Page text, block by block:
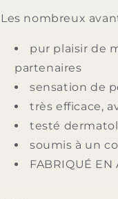
Les nombreux
pur plaisir de
partenaires
sensation de
très efficace,
testé
soumis à un
FABRIQUÉ EN